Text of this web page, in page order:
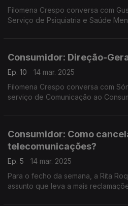
Filomena Crespo conversa com
Serviço de Psiquiatria e Saúde
Consumidor: Direção-
Ep. 10
14 mar. 2025
Filomena Crespo conversa com
serviço de Comunicação ao
Consumidor: Como
telecomunicações?
Ep. 5
14 mar. 2025
Para o fecho da semana, a Rita
assunto que leva a mais